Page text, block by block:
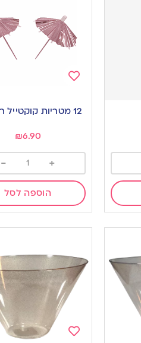
to
12 מטריות קוקטייל רוז גולד
₪6.90
+
-
הוספה לסל